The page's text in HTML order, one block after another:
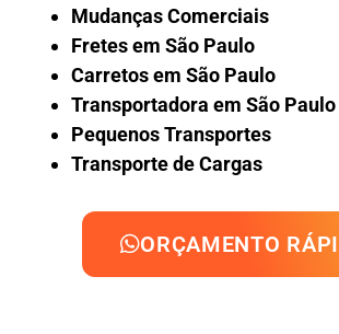
Mudanças Comerciais
Fretes em São Paulo
Carretos em São Paulo
Transportadora em São Paulo
Pequenos Transportes
Transporte de Cargas
ORÇAMENTO